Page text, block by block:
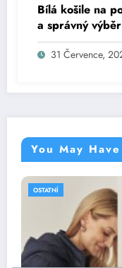
Bílá košile na
a správný
31 Července,
You May
OSTATNÍ